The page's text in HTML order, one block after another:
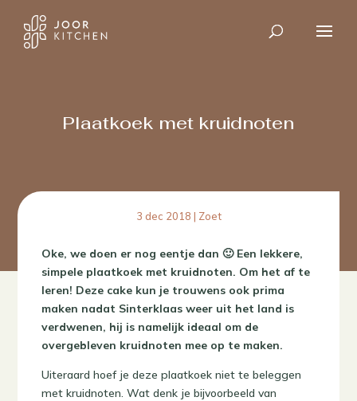
Plaatkoek met kruidnoten
3 dec 2018 | Zoet
Oke, we doen er nog eentje dan 🙂 Een lekkere,
simpele plaatkoek met kruidnoten. Om het af te
leren! Deze cake kun je trouwens ook prima
maken nadat Sinterklaas weer uit het land is
verdwenen, hij is namelijk ideaal om de
overgebleven kruidnoten mee op te maken.
Uiteraard hoef je deze plaatkoek niet te beleggen
met kruidnoten. Wat denk je bijvoorbeeld van